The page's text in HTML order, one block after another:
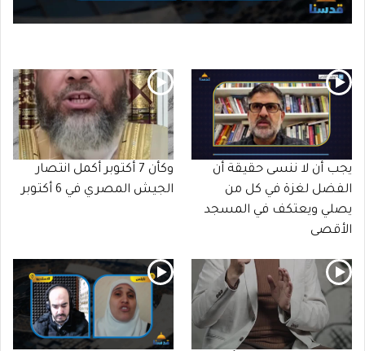
يجب أن لا ننسى حقيقة أن
الفضل لغزة في كل من
يصلي ويعتكف في المسجد
الأقصى
وكأن 7 أكتوبر أكمل انتصار
الجيش المصري في 6 أكتوبر